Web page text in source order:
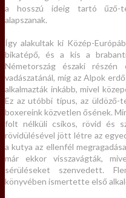
a hosszú ideig tartó űző-
alapszanak.
Így alakultak ki Közép-
bikatépő, és a kis a
Németország északi részén
vadászatánál, míg az Alpok
alkalmazták inkább, mivel
Ez az utóbbi típus, az
boxereink közvetlen ősének.
folt nélküli csíkos, rövid és
rövidülésével jött létre az
a kutya az ellenfél
már ekkor visszavágták,
sérüléseket szenvedett.
könyvében ismertette első